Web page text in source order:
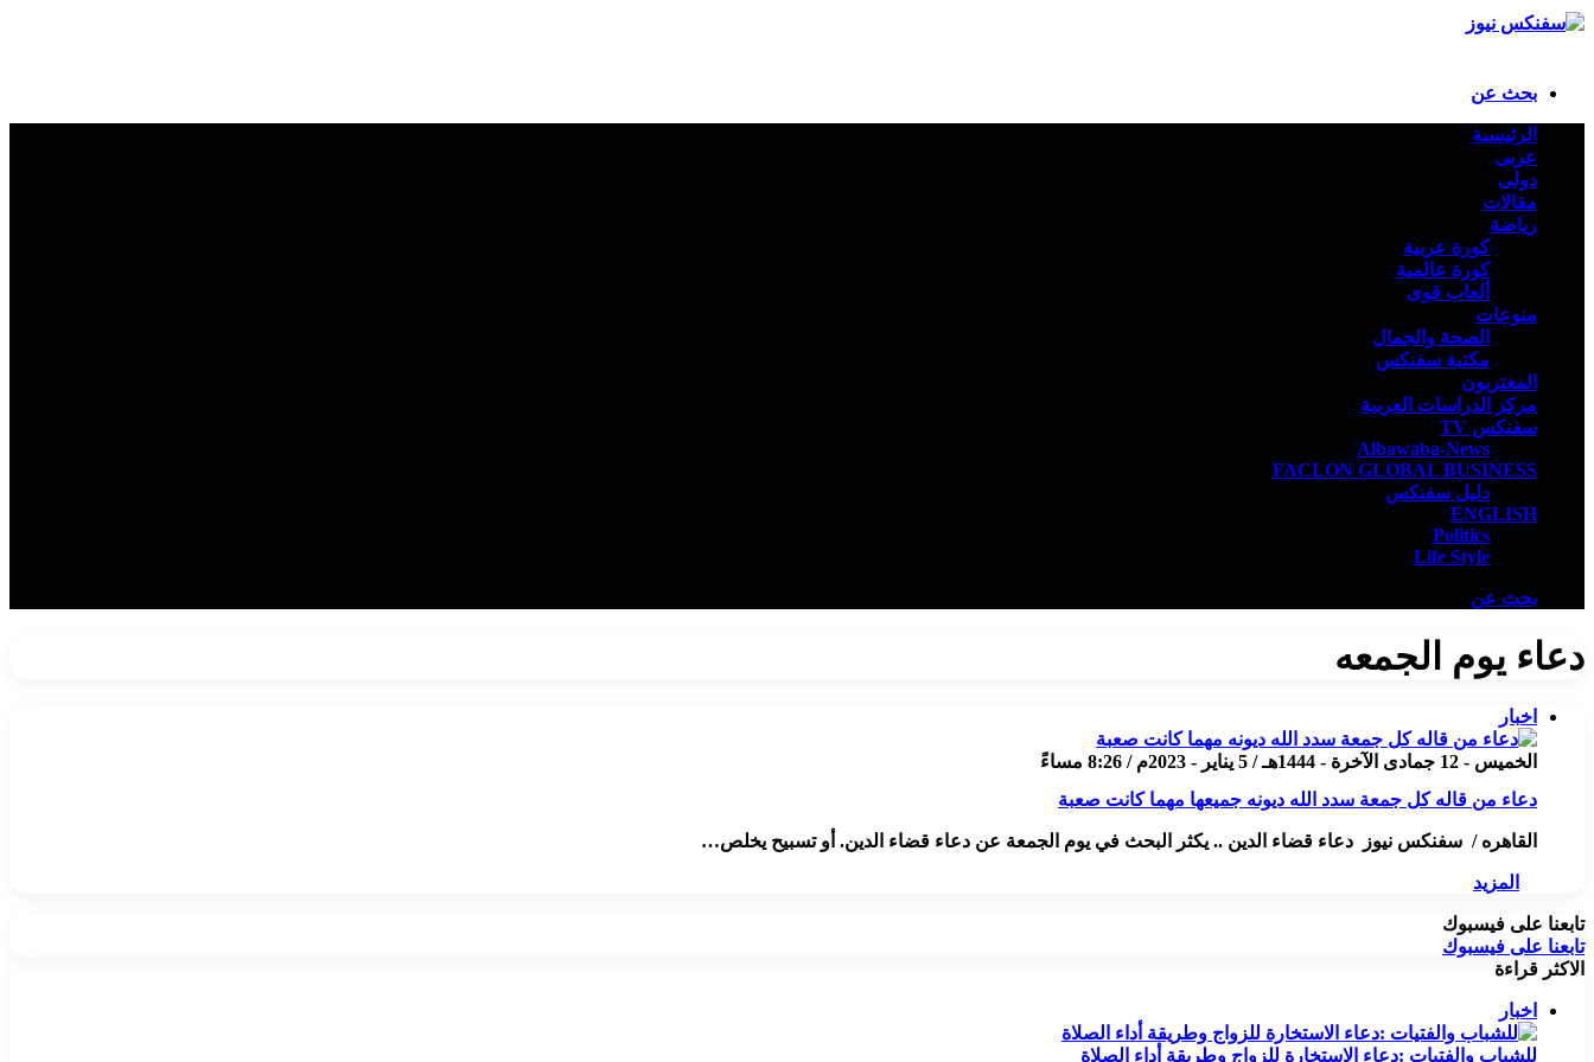
بحث عن
الرئيسية
عربى
دولى
مقالات
رياضة
كورة عربية
كورة عالمية
ألعاب قوى
منوعات
الصحة والجمال
مكتبة سفنكس
المغتربون
مركز الدراسات العربية
سفنكس TV
Albawaba-News
FACLON GLOBAL BUSINESS
دليل سفنكس
ENGLISH
Politics
Life Style
بحث عن
دعاء يوم الجمعه
اخبار
الخميس - 12 جمادى الآخرة - 1444هـ / 5 يناير - 2023م / 8:26 مساءً
دعاء من قاله كل جمعة سدد الله ديونه جميعها مهما كانت صعبة
القاهره / سفنكس نيوز دعاء قضاء الدين .. يكثر البحث في يوم الجمعة عن دعاء قضاء الدين. أو تسبيح يخلص…
المزيد
تابعنا على فيسبوك
تابعنا على فيسبوك
الاكثر قراءة
اخبار
للشباب والفتيات :دعاء الاستخارة للزواج وطريقة أداء الصلاة